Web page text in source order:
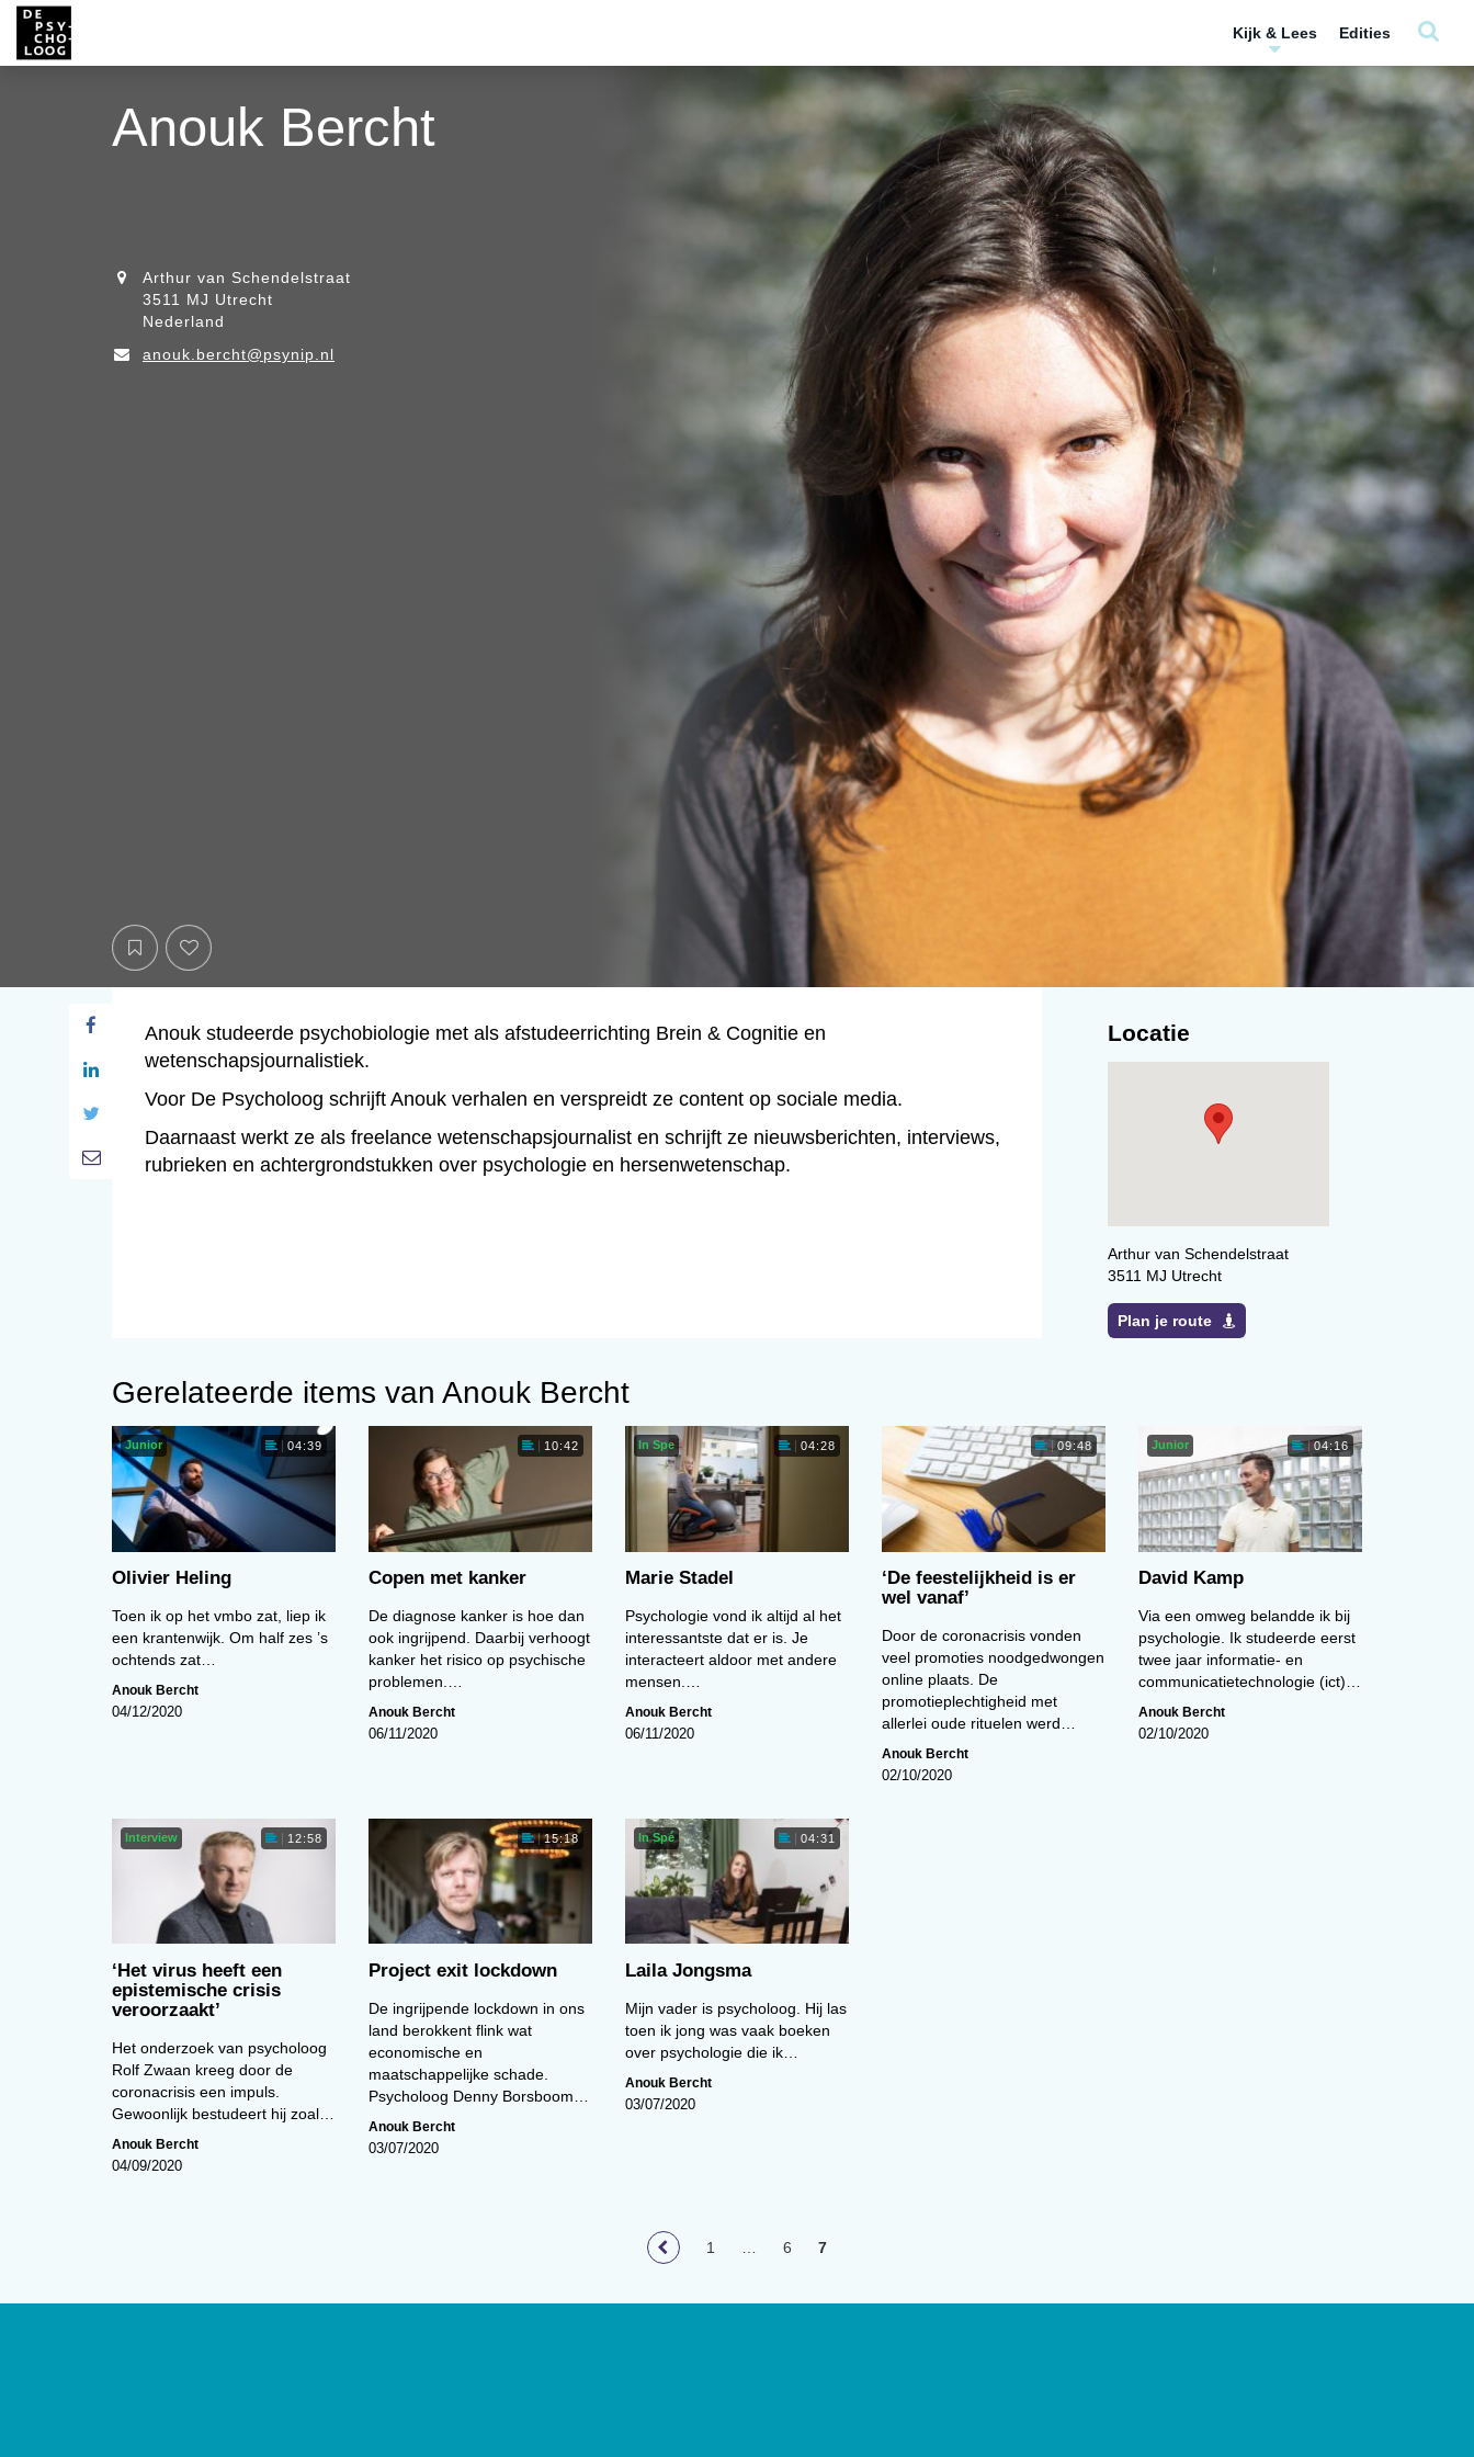
Kijk & Lees Edities
Anouk Bercht
Arthur van Schendelstraat
3511 MJ Utrecht
Nederland
anouk.bercht@psynip.nl
Anouk studeerde psychobiologie met als afstudeerrichting Brein & Cognitie en
wetenschapsjournalistiek.
Voor De Psycholoog schrijft Anouk verhalen en verspreidt ze content op sociale media.
Daarnaast werkt ze als freelance wetenschapsjournalist en schrijft ze nieuwsberichten, interviews,
rubrieken en achtergrondstukken over psychologie en hersenwetenschap.
Locatie
Arthur van Schendelstraat
3511 MJ Utrecht
Plan je route
Gerelateerde items van Anouk Bercht
Junior 04:39
Olivier Heling
Toen ik op het vmbo zat, liep ik
een krantenwijk. Om half zes ’s
ochtends zat…
Anouk Bercht
04/12/2020
10:42
Copen met kanker
De diagnose kanker is hoe dan
ook ingrijpend. Daarbij verhoogt
kanker het risico op psychische
problemen.…
Anouk Bercht
06/11/2020
In Spe 04:28
Marie Stadel
Psychologie vond ik altijd al het
interessantste dat er is. Je
interacteert aldoor met andere
mensen.…
Anouk Bercht
06/11/2020
09:48
‘De feestelijkheid is er
wel vanaf’
Door de coronacrisis vonden
veel promoties noodgedwongen
online plaats. De
promotieplechtigheid met
allerlei oude rituelen werd…
Anouk Bercht
02/10/2020
Junior 04:16
David Kamp
Via een omweg belandde ik bij
psychologie. Ik studeerde eerst
twee jaar informatie- en
communicatietechnologie (ict)…
Anouk Bercht
02/10/2020
Interview 12:58
‘Het virus heeft een
epistemische crisis
veroorzaakt’
Het onderzoek van psycholoog
Rolf Zwaan kreeg door de
coronacrisis een impuls.
Gewoonlijk bestudeert hij zoal…
Anouk Bercht
04/09/2020
15:18
Project exit lockdown
De ingrijpende lockdown in ons
land berokkent flink wat
economische en
maatschappelijke schade.
Psycholoog Denny Borsboom…
Anouk Bercht
03/07/2020
In Spé 04:31
Laila Jongsma
Mijn vader is psycholoog. Hij las
toen ik jong was vaak boeken
over psychologie die ik…
Anouk Bercht
03/07/2020
1 6 7